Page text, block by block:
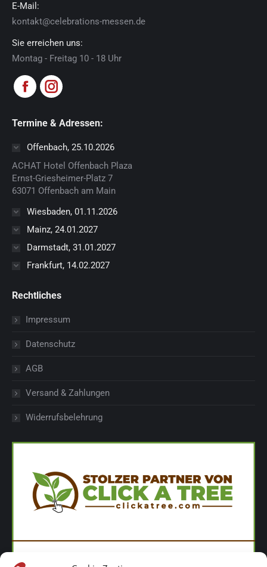
E-Mail:
kontakt@celebrations-messen.de
Sie erreichen uns:
Montag - Freitag 10 - 18 Uhr
Finden Sie uns auf:
Facebook
opens
window
Instagram
opens
window
Termine & Adressen:
Offenbach, 25.10.2026
ACHAT Hotel Offenbach Plaza
Ernst-Griesheimer-Platz 7
63071 Offenbach am Main
Wiesbaden, 01.11.2026
Mainz, 24.01.2027
Darmstadt, 31.01.2027
Frankfurt, 14.02.2027
Rechtliches
Impressum
Datenschutz
AGB
Versand & Zahlungen
Widerrufsbelehrung